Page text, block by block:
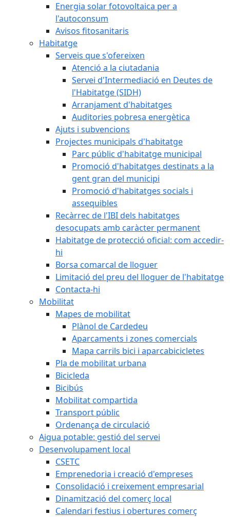
Energia solar fotovoltaica per a
l'autoconsum
Avisos fitosanitaris
Habitatge
Serveis que s'ofereixen
Atenció a la ciutadania
Servei d'Intermediació en Deutes de
l'Habitatge (SIDH)
Arranjament d'habitatges
Auditories pobresa energètica
Ajuts i subvencions
Projectes municipals d'habitatge
Parc públic d'habitatge municipal
Promoció d'habitatges destinats a la
gent gran del municipi
Promoció d'habitatges socials i
assequibles
Recàrrec de l'IBI dels habitatges
desocupats amb caràcter permanent
Habitatge de protecció oficial: com accedir-
hi
Borsa comarcal de lloguer
Limitació del preu del lloguer de l'habitatge
Contacta-hi
Mobilitat
Mapes de mobilitat
Plànol de Cardedeu
Aparcaments i zones comercials
Mapa carrils bici i aparcabicicletes
Pla de mobilitat urbana
Bicicleda
Bicibús
Mobilitat compartida
Transport públic
Ordenança de circulació
Aigua potable: gestió del servei
Desenvolupament local
CSETC
Emprenedoria i creació d'empreses
Consolidació i creixement empresarial
Dinamització del comerç local
Calendari festius i obertures comerç